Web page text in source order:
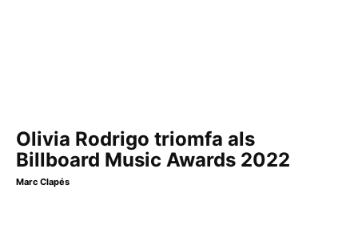
Olivia Rodrigo triomfa als
Billboard Music Awards 2022
Marc Clapés